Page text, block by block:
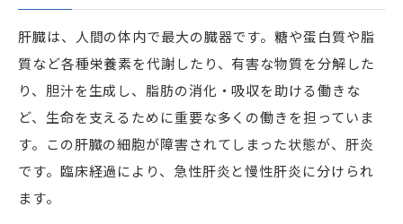
肝臓は、人間の体内で最大の臓器です。糖や蛋白質や脂
質など各種栄養素を代謝したり、有害な物質を分解した
り、胆汁を生成し、脂肪の消化・吸収を助ける働きな
ど、生命を支えるために重要な多くの働きを担っていま
す。この肝臓の細胞が障害されてしまった状態が、肝炎
です。臨床経過により、急性肝炎と慢性肝炎に分けられ
ます。